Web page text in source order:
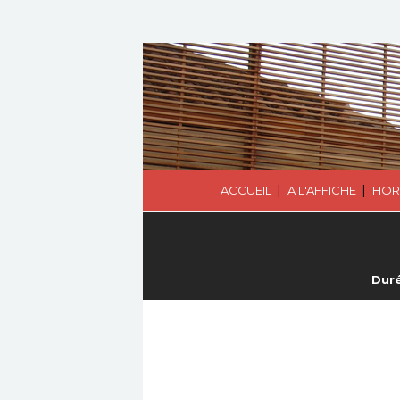
ACCUEIL | A L'AFFICHE |